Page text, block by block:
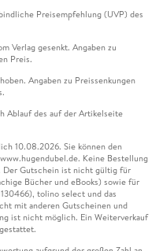
Preisempfehlung (UVP) des
Verlag gesenkt. Angaben zu
Preis.
Angaben zu Preissenkungen
Ablauf des auf der Artikelseite
10.08.2026. Sie können den
Keine Bestellung
Der Gutschein ist nicht gültig für
Bücher und eBooks) sowie für
tolino select und das
mit anderen Gutscheinen und
ist nicht möglich. Ein Weiterverkauf